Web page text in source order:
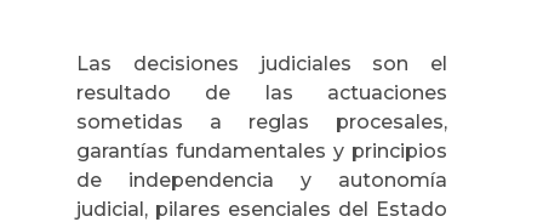
Las decisiones judiciales son el
resultado de las actuaciones
sometidas a reglas procesales,
garantías fundamentales y principios
de independencia y autonomía
judicial, pilares esenciales del Estado